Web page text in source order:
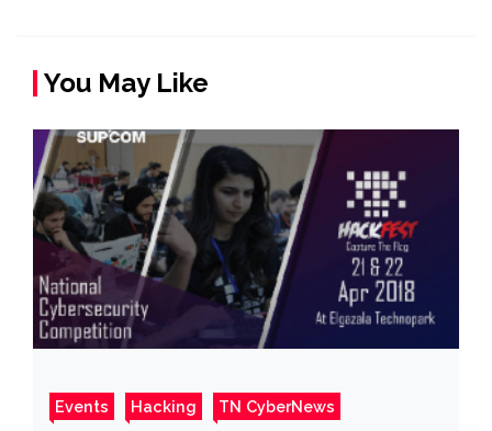
You May Like
Events Hacking TN CyberNews